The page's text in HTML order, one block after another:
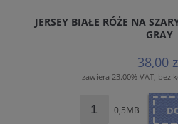
JERSEY BIAŁE RÓŻE NA
GRAY
38,00
zawiera 23.00% VAT, bez
0,5MB